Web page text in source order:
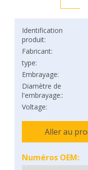
Identification
produit:
Fabricant:
type:
Embrayage:
Diamètre de
l'embrayage::
Voltage:
Aller au
Numéros OEM: